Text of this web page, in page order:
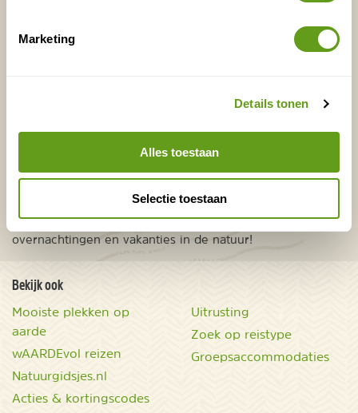
Marketing
Details tonen
Alles toestaan
Selectie toestaan
E-mailadres* Waar ligt je interesse?
VERZENDEN
Onontdekte plekjes en leuke aanbiedingen voor
overnachtingen en vakanties in de natuur!
Bekijk ook
Mooiste plekken op
aarde
wAARDEvol reizen
Natuurgidsjes.nl
Acties & kortingscodes
Uitrusting
Zoek op reistype
Groepsaccommodaties